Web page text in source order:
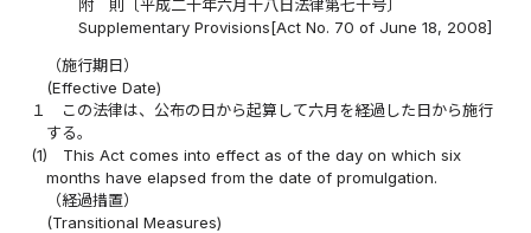
附 則〔平成二十年六月十八日法律第七十号〕
Supplementary Provisions[Act No. 70 of June 18, 2008]
（施行期日）
(Effective Date)
１
この法律は、公布の日から起算して六月を経過した日から施行
する。
(1)
This Act comes into effect as of the day on which six
months have elapsed from the date of promulgation.
（経過措置）
(Transitional Measures)